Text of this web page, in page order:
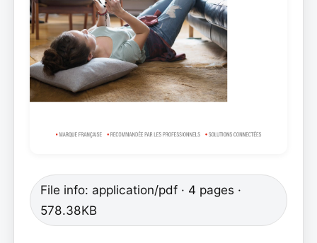
File info: application/pdf · 4 pages ·
578.38KB